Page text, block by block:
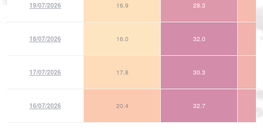
19/07/2026 16.9 28.3
18/07/2026 16.0 32.0
17/07/2026 17.8 30.3
16/07/2026 20.4 32.7